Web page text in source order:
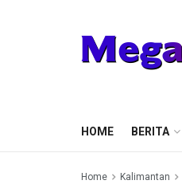
HOME BERITA
Home Kalimantan